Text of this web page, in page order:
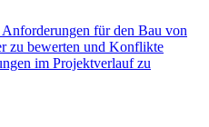
für den Bau von
zu bewerten und Konflikte
im Projektverlauf zu